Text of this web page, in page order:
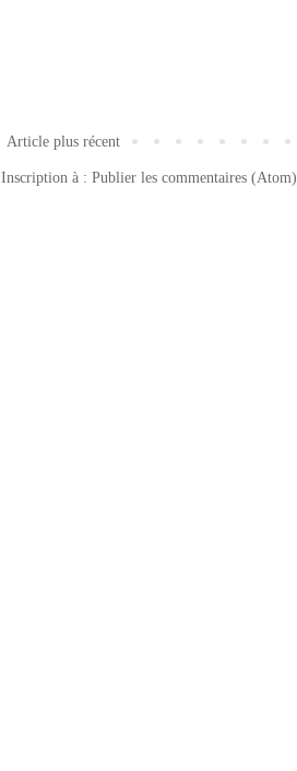
Article plus récent
Inscription à : Publier les commentaires (Atom)